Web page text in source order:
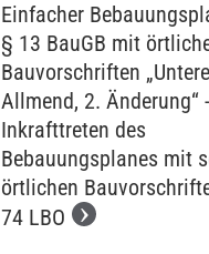
Einfacher
§ 13 BauGB mit
Bauvorschriften „Untere
Allmend, 2. Änderung“ -
Inkrafttreten des
Bebauungsplanes mit
örtlichen
74 LBO